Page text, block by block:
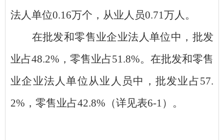
法人单位0.16万个，从业人员0.71万人。
在批发和零售业企业法人单位中，批发
业占48.2% ，零售业占51.8%。在批发和零售
业企业法人单位从业人员中，批发业占57.
2% ，零售业占42.8% （详见表6-1）。